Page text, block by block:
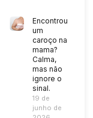
Encontrou
um
caroço na
mama?
Calma,
mas não
ignore o
sinal.
19 de
junho de